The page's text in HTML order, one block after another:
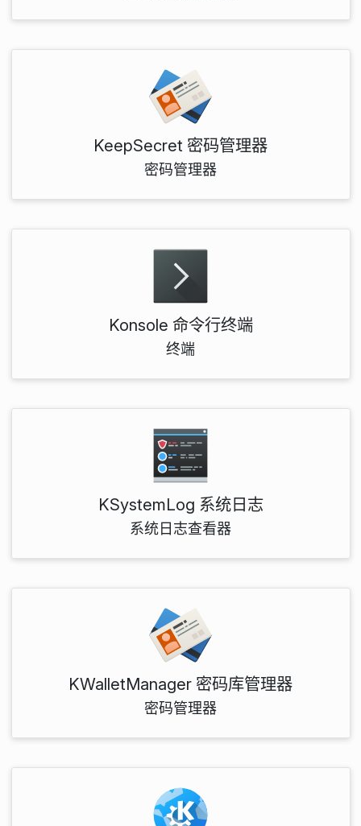
KeepSecret 密码管理器
密码管理器
Konsole 命令行终端
终端
KSystemLog 系统日志
系统日志查看器
KWalletManager 密码库管理器
密码管理器